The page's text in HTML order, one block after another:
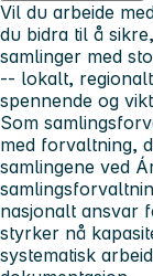
Vil du arbeide
du bidra til å
samlinger med
-- lokalt,
spennende og
Som
med forvaltning,
samlingene ved
nasjonalt ansvar
styrker nå
systematisk